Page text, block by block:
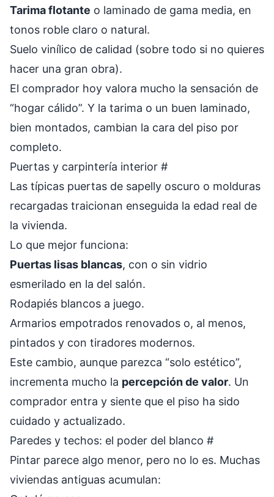
Tarima flotante o laminado de gama media, en
tonos roble claro o natural.
Suelo vinílico de calidad (sobre todo si no quieres
hacer una gran obra).
El comprador hoy valora mucho la sensación de
“hogar cálido”. Y la tarima o un buen laminado,
bien montados, cambian la cara del piso por
completo.
Puertas y carpintería interior #
Las típicas puertas de sapelly oscuro o molduras
recargadas traicionan enseguida la edad real de
la vivienda.
Lo que mejor funciona:
Puertas lisas blancas, con o sin vidrio
esmerilado en la del salón.
Rodapiés blancos a juego.
Armarios empotrados renovados o, al menos,
pintados y con tiradores modernos.
Este cambio, aunque parezca “solo estético”,
incrementa mucho la percepción de valor. Un
comprador entra y siente que el piso ha sido
cuidado y actualizado.
Paredes y techos: el poder del blanco #
Pintar parece algo menor, pero no lo es. Muchas
viviendas antiguas acumulan: